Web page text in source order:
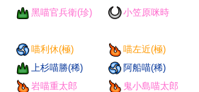
黑喵官兵衛(珍) 小笠原咪時
喵利休(極) 喵左近(極)
上杉喵勝(稀) 阿船喵(稀)
岩喵重太郎 鬼小島喵太郎